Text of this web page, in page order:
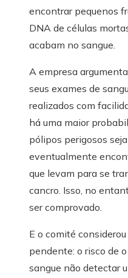
encontrar pequenos
DNA de células
acabam no sangue.
A empresa
seus exames de
realizados com
há uma maior
pólipos perigosos
eventualmente
que levam para se
cancro. Isso, no
ser comprovado.
E o comité
pendente: o risco de
sangue não detectar